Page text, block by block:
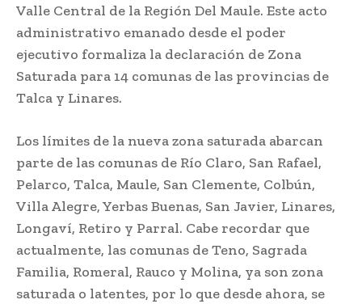
Valle Central de la Región Del Maule. Este acto
administrativo emanado desde el poder
ejecutivo formaliza la declaración de Zona
Saturada para 14 comunas de las provincias de
Talca y Linares.
Los límites de la nueva zona saturada abarcan
parte de las comunas de Río Claro, San Rafael,
Pelarco, Talca, Maule, San Clemente, Colbún,
Villa Alegre, Yerbas Buenas, San Javier, Linares,
Longaví, Retiro y Parral. Cabe recordar que
actualmente, las comunas de Teno, Sagrada
Familia, Romeral, Rauco y Molina, ya son zona
saturada o latentes, por lo que desde ahora, se